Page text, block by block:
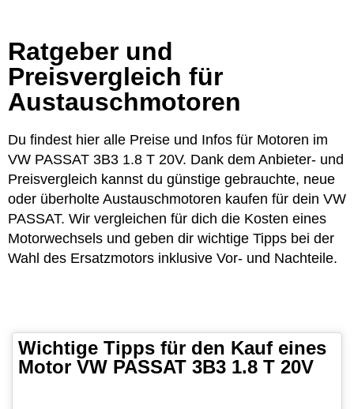
Ratgeber und
Preisvergleich für
Austauschmotoren
Du findest hier alle Preise und Infos für Motoren im
VW PASSAT 3B3 1.8 T 20V. Dank dem Anbieter- und
Preisvergleich kannst du günstige gebrauchte, neue
oder überholte Austauschmotoren kaufen für dein VW
PASSAT. Wir vergleichen für dich die Kosten eines
Motorwechsels und geben dir wichtige Tipps bei der
Wahl des Ersatzmotors inklusive Vor- und Nachteile.
Wichtige Tipps für den Kauf eines
Motor VW PASSAT 3B3 1.8 T 20V